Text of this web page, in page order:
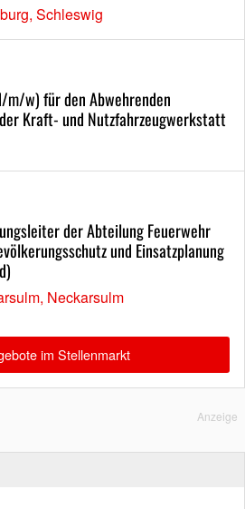
Schleswig
w) für den Abwehrenden
Kraft- und Nutzfahrzeugwerkstatt
der Abteilung Feuerwehr
und Einsatzplanung
Neckarsulm
im Stellenmarkt
Anzeige